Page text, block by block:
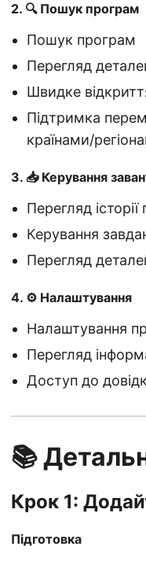
2. 🔍 Пошук програм
Пошук програм
Перегляд
Швидке
Підтримка
країнами/
3. 📥 Керування
Перегляд
Керування
Перегляд
4. ⚙️ Налаштування
Налаштування
Перегляд
Доступ до
📚
Крок 1:
Підготовка